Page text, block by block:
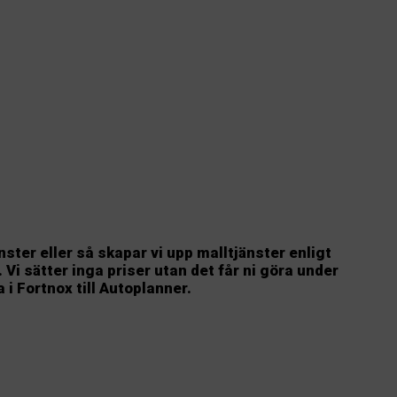
eller så skapar vi upp malltjänster enligt
sätter inga priser utan det får ni göra under
i Fortnox till Autoplanner.